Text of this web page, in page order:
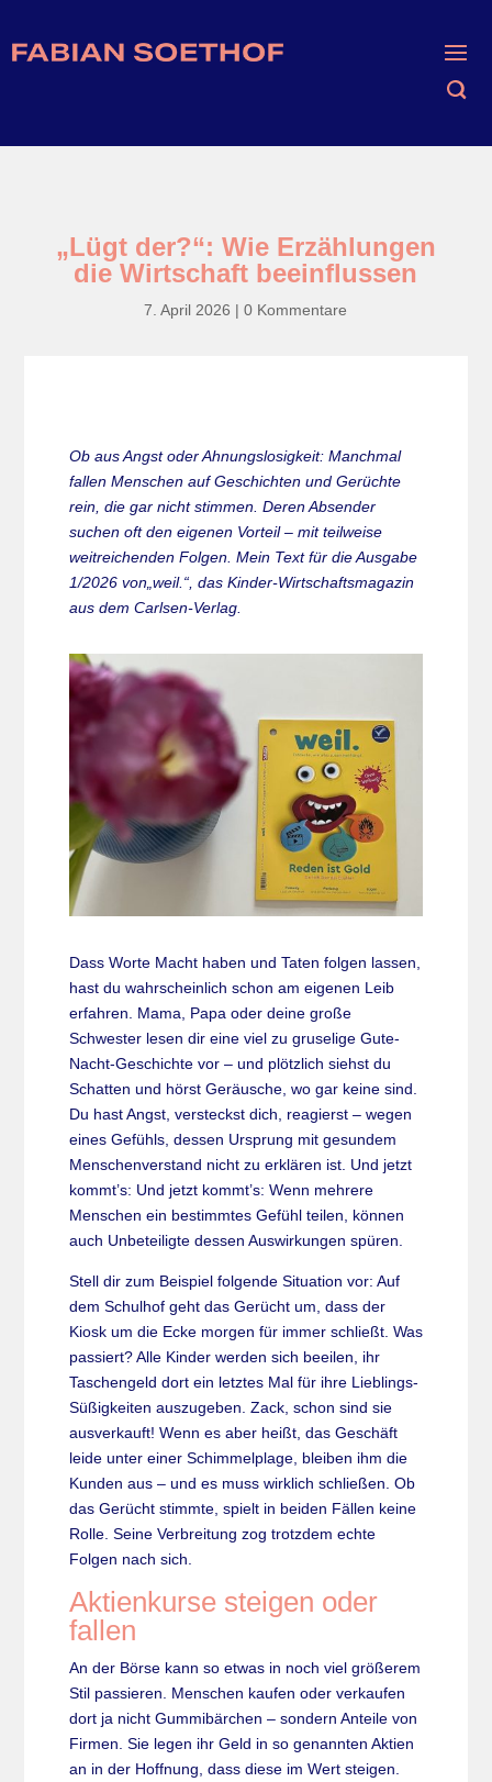
„Lügt der?“: Wie Erzählungen
die Wirtschaft beeinflussen
7. April 2026 |0 Kommentare
Ob aus Angst oder Ahnungslosigkeit: Manchmal
fallen Menschen auf Geschichten und Gerüchte
rein, die gar nicht stimmen. Deren Absender
suchen oft den eigenen Vorteil – mit teilweise
weitreichenden Folgen. Mein Text für die Ausgabe
1/2026 von„weil.“, das Kinder-Wirtschaftsmagazin
aus dem Carlsen-Verlag.
Dass Worte Macht haben und Taten folgen lassen,
hast du wahrscheinlich schon am eigenen Leib
erfahren. Mama, Papa oder deine große
Schwester lesen dir eine viel zu gruselige Gute-
Nacht-Geschichte vor – und plötzlich siehst du
Schatten und hörst Geräusche, wo gar keine sind.
Du hast Angst, versteckst dich, reagierst – wegen
eines Gefühls, dessen Ursprung mit gesundem
Menschenverstand nicht zu erklären ist. Und jetzt
kommt’s: Und jetzt kommt’s: Wenn mehrere
Menschen ein bestimmtes Gefühl teilen, können
auch Unbeteiligte dessen Auswirkungen spüren.
Stell dir zum Beispiel folgende Situation vor: Auf
dem Schulhof geht das Gerücht um, dass der
Kiosk um die Ecke morgen für immer schließt. Was
passiert? Alle Kinder werden sich beeilen, ihr
Taschengeld dort ein letztes Mal für ihre Lieblings-
Süßigkeiten auszugeben. Zack, schon sind sie
ausverkauft! Wenn es aber heißt, das Geschäft
leide unter einer Schimmelplage, bleiben ihm die
Kunden aus – und es muss wirklich schließen. Ob
das Gerücht stimmte, spielt in beiden Fällen keine
Rolle. Seine Verbreitung zog trotzdem echte
Folgen nach sich.
Aktienkurse steigen oder
fallen
An der Börse kann so etwas in noch viel größerem
Stil passieren. Menschen kaufen oder verkaufen
dort ja nicht Gummibärchen – sondern Anteile von
Firmen. Sie legen ihr Geld in so genannten Aktien
an in der Hoffnung, dass diese im Wert steigen.